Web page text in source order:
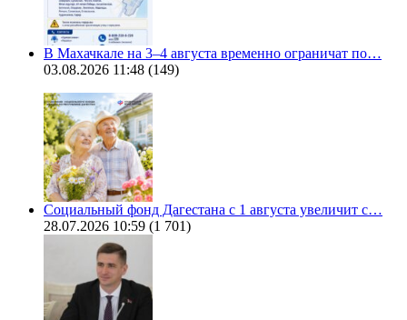
В Махачкале на 3–4 августа временно ограничат по…
03.08.2026 11:48 (149)
Социальный фонд Дагестана с 1 августа увеличит с…
28.07.2026 10:59 (1 701)